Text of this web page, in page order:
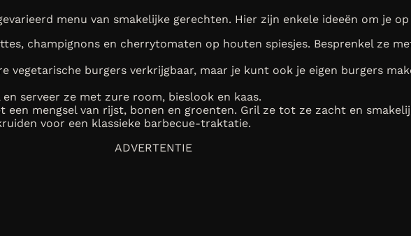
menu van smakelijke gerechten. Hier zijn enkele ideeën om je
champignons en cherrytomaten op houten spiesjes. Besprenkel ze
vegetarische burgers verkrijgbaar, maar je kunt ook je eigen burgers
serveer ze met zure room, bieslook en kaas.
een mengsel van rijst, bonen en groenten. Gril ze tot ze zacht en
voor een klassieke barbecue-traktatie.
ADVERTENTIE